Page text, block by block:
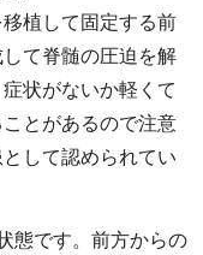
植して固定する前
て脊髄の圧迫を解
状がないか軽くて
とがあるので注意
して認められてい
態です。前方からの